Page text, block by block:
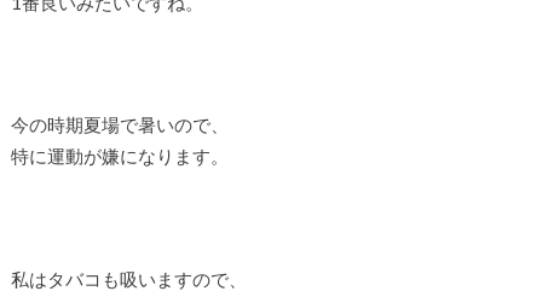
今の時期夏場で暑いので、
特に運動が嫌になります。
私はタバコも吸いますので、